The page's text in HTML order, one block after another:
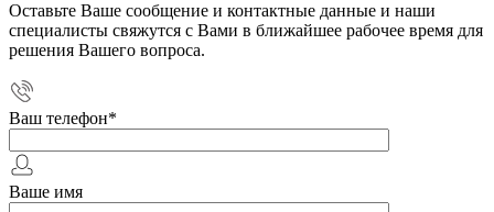
Оставьте Ваше сообщение и контактные данные и наши
специалисты свяжутся с Вами в ближайшее рабочее время для
решения Вашего вопроса.
Ваш телефон*
Ваше имя